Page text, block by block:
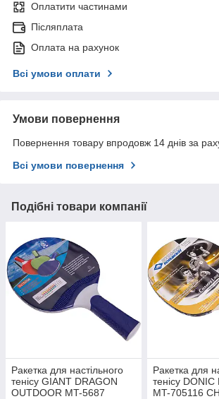
Оплатити частинами
Післяплата
Оплата на рахунок
Всі умови оплати
Умови повернення
Повернення товару впродовж 14 днів за
Всі умови повернення
Подібні товари компанії
Ракетка для настільного
тенісу GIANT DRAGON
OUTDOOR MT-5687
Ракетка для
тенісу
MT-705116